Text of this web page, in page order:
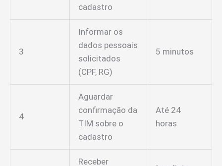
cadastro
3
Informar os
dados pessoais
solicitados
(CPF, RG)
5 minutos
4
Aguardar
confirmação da
TIM sobre o
cadastro
Até 24
horas
Receber